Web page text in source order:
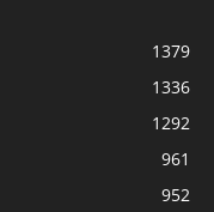
1379
1336
1292
961
952